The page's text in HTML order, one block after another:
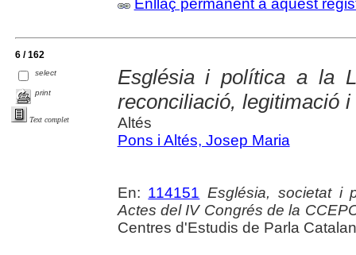
Enllaç permanent a aquest
6 / 162
select
print
Text complet
Església i política a la
reconciliació, legitimació
Altés
Pons i Altés, Josep Maria
En: 114151 Església, societat i
Actes del IV Congrés de la
Centres d'Estudis de Parla